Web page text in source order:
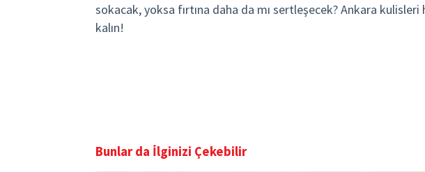
sokacak, yoksa fırtına daha da mı sertleşecek? Ankara
kalın!
Bunlar da İlginizi Çekebilir